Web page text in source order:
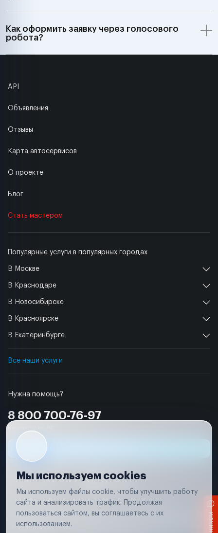
Как оформить заявку через голосового
робота?
Нужна помощь?
8 800 700-76-97
Популярные услуги в популярных городах
В Москве
В Краснодаре
В Новосибирске
В Красноярске
В Екатеринбурге
Все наши услуги
API
Объявления
Отзывы
Карта автосервисов
О проекте
Блог
Стать мастером
Условия использования
Удаление аккаунта
Вся информация, представленная на сайте, носит исключительно
соответствии с положениями статьи 437 (п. 2) Гражданского кодекса
Мы используем cookies
Мы используем файлы cookie, чтобы улучшить работу
сайта и анализировать трафик. Продолжая
пользоваться сайтом, вы соглашаетесь с их
использованием.